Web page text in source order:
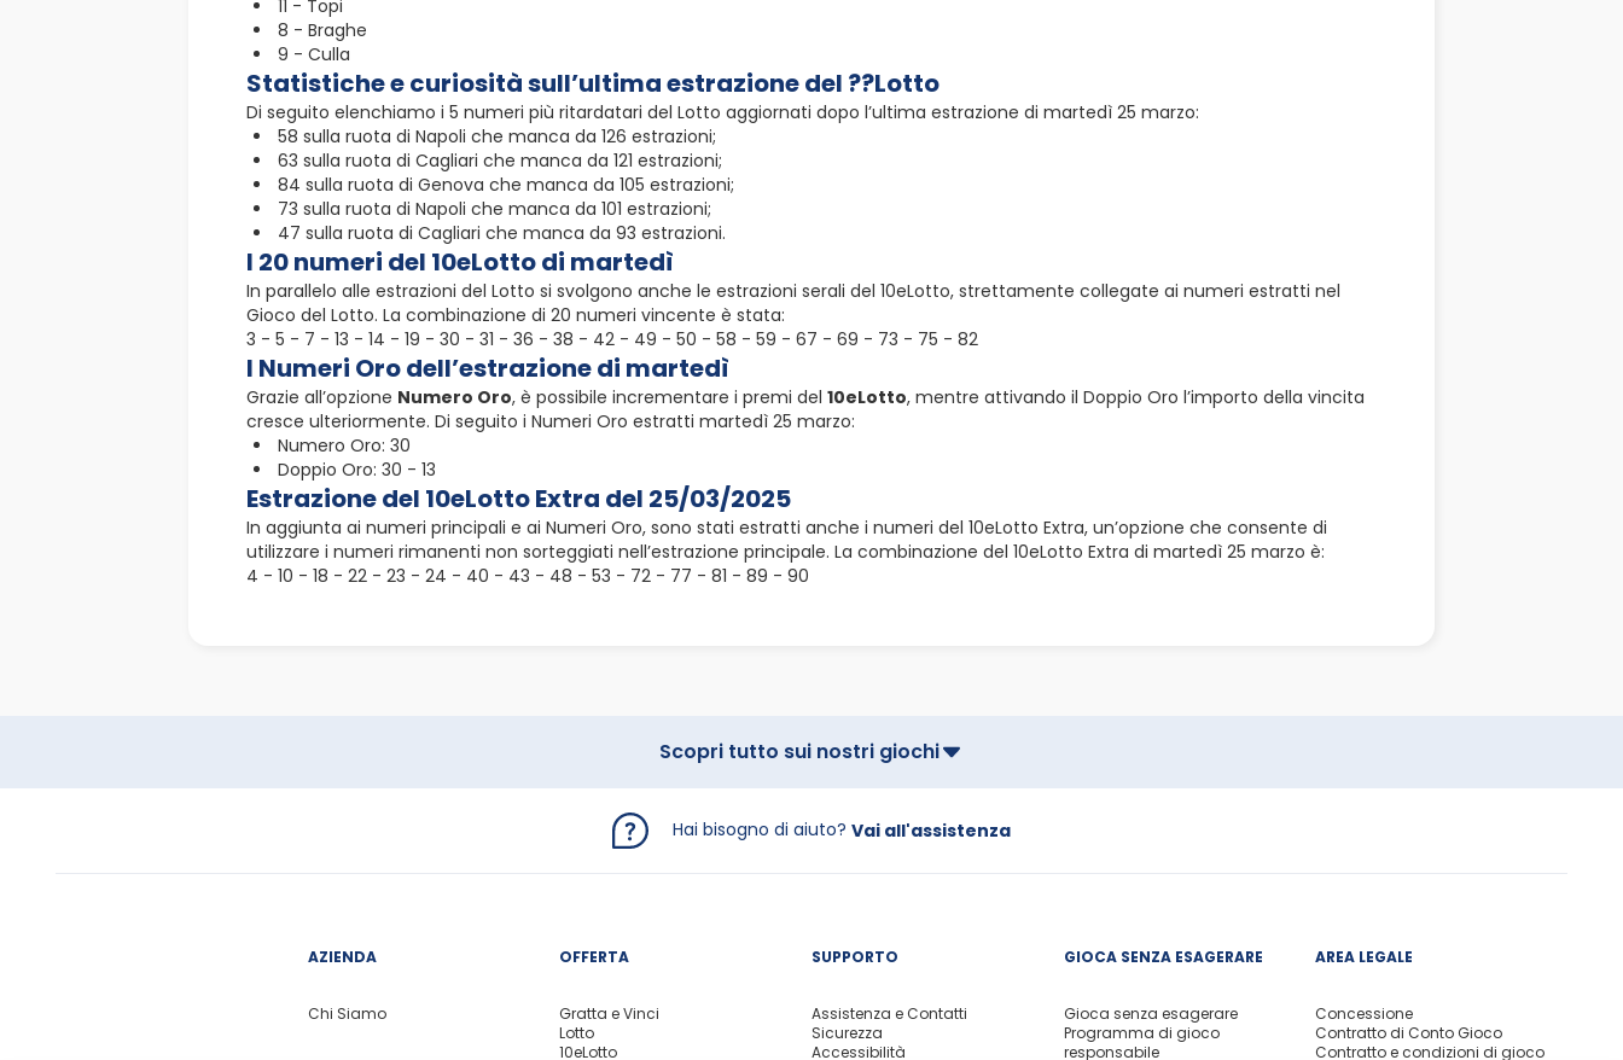
11 - Topi
8 - Braghe
9 - Culla
Statistiche e curiosità sull’ultima estrazione del ??Lotto
Di seguito elenchiamo i 5 numeri più ritardatari del Lotto aggiornati dopo l’ultima estrazione di martedì 25 marzo:
58 sulla ruota di Napoli che manca da 126 estrazioni;
63 sulla ruota di Cagliari che manca da 121 estrazioni;
84 sulla ruota di Genova che manca da 105 estrazioni;
73 sulla ruota di Napoli che manca da 101 estrazioni;
47 sulla ruota di Cagliari che manca da 93 estrazioni.
I 20 numeri del 10eLotto di martedì
In parallelo alle estrazioni del Lotto si svolgono anche le estrazioni serali del 10eLotto, strettamente collegate ai numeri estratti nel
Gioco del Lotto. La combinazione di 20 numeri vincente è stata:
3 - 5 - 7 - 13 - 14 - 19 - 30 - 31 - 36 - 38 - 42 - 49 - 50 - 58 - 59 - 67 - 69 - 73 - 75 - 82
I Numeri Oro dell’estrazione di martedì
Grazie all’opzione Numero Oro, è possibile incrementare i premi del 10eLotto, mentre attivando il Doppio Oro l’importo della vincita
cresce ulteriormente. Di seguito i Numeri Oro estratti martedì 25 marzo:
Numero Oro: 30
Doppio Oro: 30 - 13
Estrazione del 10eLotto Extra del 25/03/2025
In aggiunta ai numeri principali e ai Numeri Oro, sono stati estratti anche i numeri del 10eLotto Extra, un’opzione che consente di
utilizzare i numeri rimanenti non sorteggiati nell’estrazione principale. La combinazione del 10eLotto Extra di martedì 25 marzo è:
4 - 10 - 18 - 22 - 23 - 24 - 40 - 43 - 48 - 53 - 72 - 77 - 81 - 89 - 90
Scopri tutto sui nostri giochi
Hai bisogno di aiuto? Vai all'assistenza
AZIENDA
Chi Siamo
OFFERTA
Gratta e Vinci
Lotto
10eLotto
SUPPORTO
Assistenza e Contatti
Sicurezza
Accessibilità
GIOCA SENZA ESAGERARE
Gioca senza esagerare
Programma di gioco
responsabile
AREA LEGALE
Concessione
Contratto di Conto Gioco
Contratto e condizioni di gioco